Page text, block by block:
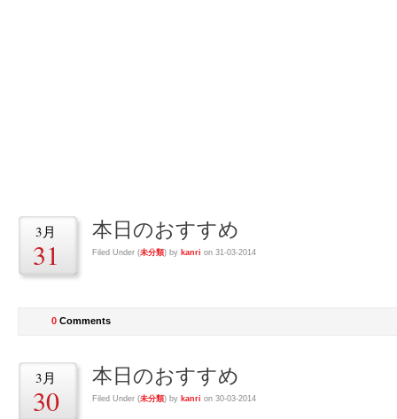
3月
31
本日のおすすめ
Filed Under (未分類) by kanri on 31-03-2014
0 Comments
3月
30
本日のおすすめ
Filed Under (未分類) by kanri on 30-03-2014